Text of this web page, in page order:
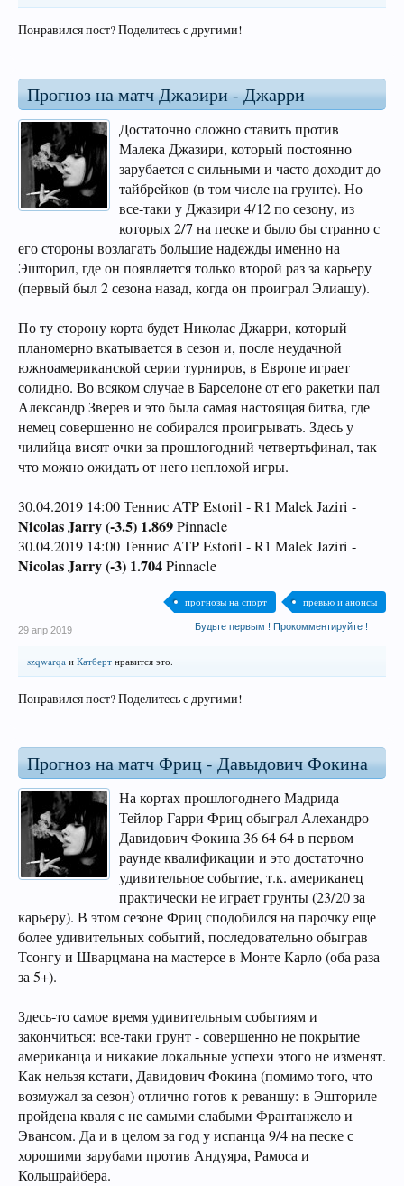
Понравился пост? Поделитесь с другими!
Прогноз на матч Джазири - Джарри
Достаточно сложно ставить против
Малека Джазири, который постоянно
зарубается с сильными и часто доходит до
тайбрейков (в том числе на грунте). Но
все-таки у Джазири 4/12 по сезону, из
которых 2/7 на песке и было бы странно с
его стороны возлагать большие надежды именно на
Эшторил, где он появляется только второй раз за карьеру
(первый был 2 сезона назад, когда он проиграл Элиашу).
По ту сторону корта будет Николас Джарри, который
планомерно вкатывается в сезон и, после неудачной
южноамериканской серии турниров, в Европе играет
солидно. Во всяком случае в Барселоне от его ракетки пал
Александр Зверев и это была самая настоящая битва, где
немец совершенно не собирался проигрывать. Здесь у
чилийца висят очки за прошлогодний четвертьфинал, так
что можно ожидать от него неплохой игры.
30.04.2019 14:00 Теннис ATP Estoril - R1 Malek Jaziri -
Nicolas Jarry (-3.5) 1.869Pinnacle
30.04.2019 14:00 Теннис ATP Estoril - R1 Malek Jaziri -
Nicolas Jarry (-3) 1.704Pinnacle
прогнозы на спорт превью и анонсы
Будьте первым ! Прокомментируйте !
29 апр 2019
szqwarqa и Катберт нравится это.
Понравился пост? Поделитесь с другими!
Прогноз на матч Фриц - Давыдович Фокина
На кортах прошлогоднего Мадрида
Тейлор Гарри Фриц обыграл Алехандро
Давидович Фокина 36 64 64 в первом
раунде квалификации и это достаточно
удивительное событие, т.к. американец
практически не играет грунты (23/20 за
карьеру). В этом сезоне Фриц сподобился на парочку еще
более удивительных событий, последовательно обыграв
Тсонгу и Шварцмана на мастерсе в Монте Карло (оба раза
за 5+).
Здесь-то самое время удивительным событиям и
закончиться: все-таки грунт - совершенно не покрытие
американца и никакие локальные успехи этого не изменят.
Как нельзя кстати, Давидович Фокина (помимо того, что
возмужал за сезон) отлично готов к реваншу: в Эшториле
пройдена кваля с не самыми слабыми Франтанжело и
Эвансом. Да и в целом за год у испанца 9/4 на песке с
хорошими зарубами против Андуяра, Рамоса и
Кольшрайбера.